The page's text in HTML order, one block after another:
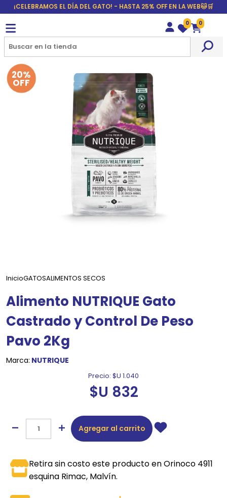
¡CELEBRAMOS EL DÍA DEL GATO! - HASTA 25% OFF EN LA WEB🐱🛒
Wishlist
0
Carrito
0
20%
OFF
InicioGATOSALIMENTOS SECOS
Alimento NUTRIQUE Gato
Castrado y Control De Peso
Pavo 2Kg
Marca: NUTRIQUE
Precio: $U 1.040
$U 832
Agregar al carrito
Retira sin costo este producto en Orinoco 4911
esquina Rimac, Malvín.